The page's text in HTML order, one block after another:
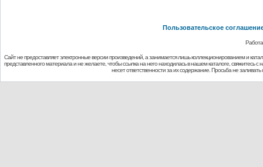
Пользовательское
Сайт не предоставляет электронные версии произведений, а занимается лишь коллекционированием и
представленного материала и не желаете, чтобы ссылка на него находилась в нашем каталоге,
несет ответственности за их содержание. Просьба не